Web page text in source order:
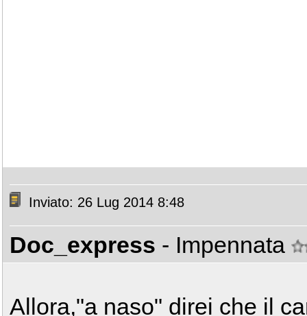
Inviato: 26 Lug 2014 8:48
Doc_express - Impennata
Allora,"a naso" direi che il